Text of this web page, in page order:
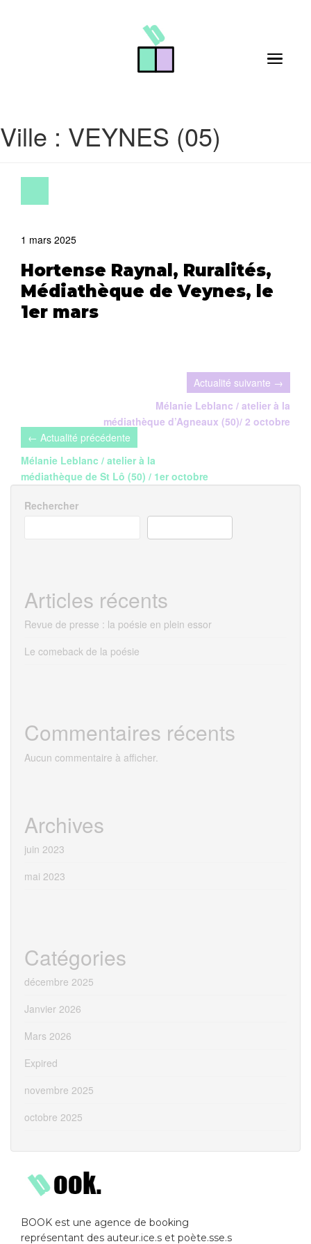
Toggle
Ville : VEYNES (05)
1 mars 2025
Hortense Raynal, Ruralités,
Médiathèque de Veynes, le
1er mars
l’article
Mélanie Leblanc / atelier à la
médiathèque d’Agneaux (50)/ 2 octobre
Mélanie Leblanc / atelier à la
médiathèque de St Lô (50) / 1er octobre
Rechercher
Articles récents
Revue de presse : la poésie en plein essor
Le comeback de la poésie
Commentaires récents
Aucun commentaire à afficher.
Archives
juin 2023
mai 2023
Catégories
décembre 2025
Janvier 2026
Mars 2026
Expired
novembre 2025
octobre 2025
BOOK est une agence de booking
représentant des auteur.ice.s et poète.sse.s